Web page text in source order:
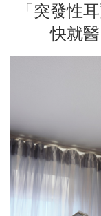
「突發性
快就